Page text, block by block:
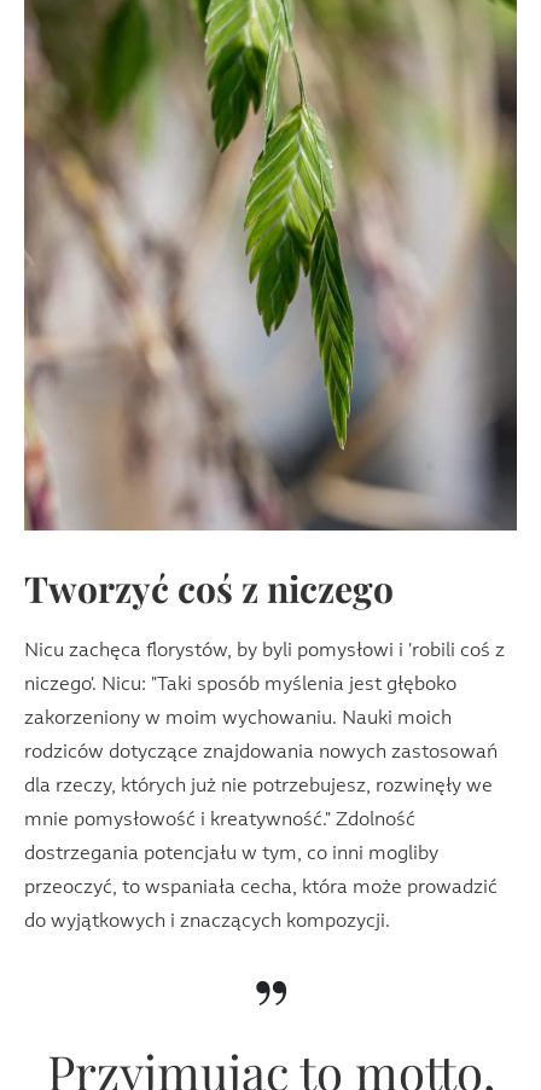
Tworzyć coś z niczego
Nicu zachęca florystów, by byli pomysłowi i 'robili coś z
niczego'. Nicu: "Taki sposób myślenia jest głęboko
zakorzeniony w moim wychowaniu. Nauki moich
rodziców dotyczące znajdowania nowych zastosowań
dla rzeczy, których już nie potrzebujesz, rozwinęły we
mnie pomysłowość i kreatywność." Zdolność
dostrzegania potencjału w tym, co inni mogliby
przeoczyć, to wspaniała cecha, która może prowadzić
do wyjątkowych i znaczących kompozycji.
”
Przyjmując to motto,